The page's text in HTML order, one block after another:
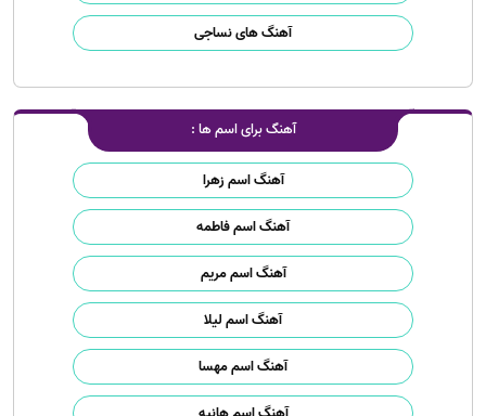
آهنگ های نساجی
آهنگ برای اسم ها :
آهنگ اسم زهرا
آهنگ اسم فاطمه
آهنگ اسم مریم
آهنگ اسم لیلا
آهنگ اسم مهسا